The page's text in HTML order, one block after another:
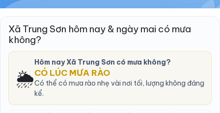
Xã Trung Sơn hôm nay & ngày mai có mưa
không?
🌦️
Hôm nay Xã Trung Sơn có mưa không?
CÓ LÚC MƯA RÀO
Có thể có mưa rào nhẹ vài nơi tối, lượng không đáng
kể.